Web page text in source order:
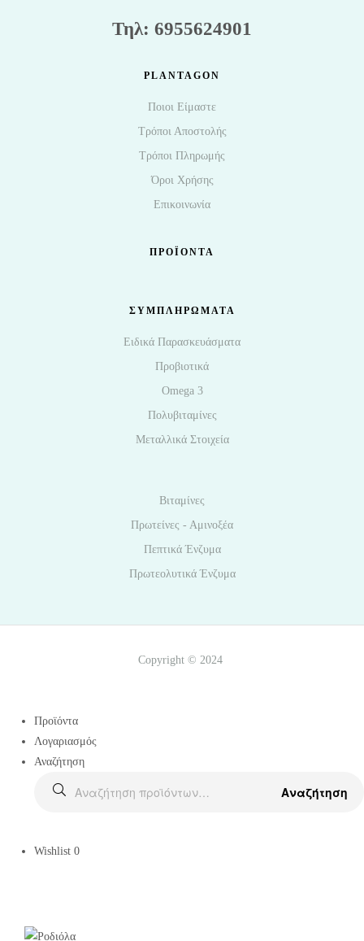
Τηλ: 6955624901
PLANTAGON
Ποιοι Είμαστε
Τρόποι Αποστολής
Τρόποι Πληρωμής
Όροι Χρήσης
Επικοινωνία
ΠΡΟΪΌΝΤΑ
ΣΥΜΠΛΗΡΩΜΑΤΑ
Ειδικά Παρασκευάσματα
Προβιοτικά
Omega 3
Πολυβιταμίνες
Μεταλλικά Στοιχεία
Βιταμίνες
Πρωτείνες - Αμινοξέα
Πεπτικά Ένζυμα
Πρωτεολυτικά Ένζυμα
Copyright © 2024
Προϊόντα
Λογαριασμός
Αναζήτηση
Αναζήτηση
Wishlist 0